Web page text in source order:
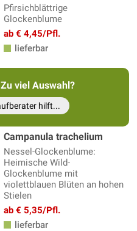
(21)
(6)
(9)
(14)
(34)
(3)
(5)
(4)
(3)
Pfirsichblättrige
Glockenblume
ab € 4,45/Pfl.
lieferbar
viel Auswahl?
hilft...
Campanula trachelium
Nessel-Glockenblume:
Heimische Wild-
Glockenblume mit
violettblauen Blüten an hohen
Stielen
ab € 5,35/Pfl.
lieferbar